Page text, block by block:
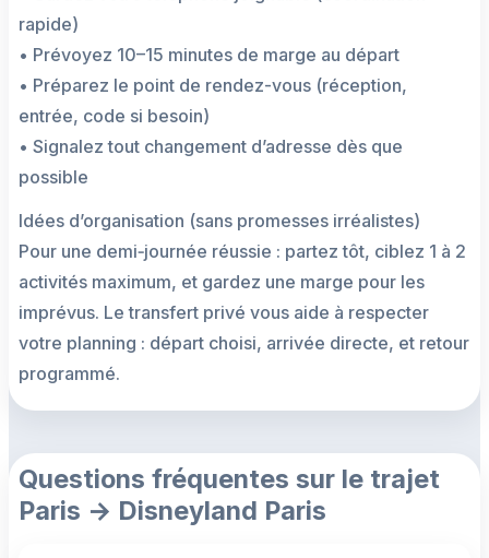
rapide)
• Prévoyez 10–15 minutes de marge au départ
• Préparez le point de rendez-vous (réception,
entrée, code si besoin)
• Signalez tout changement d’adresse dès que
possible
Idées d’organisation (sans promesses irréalistes)
Pour une demi‑journée réussie : partez tôt, ciblez 1 à 2
activités maximum, et gardez une marge pour les
imprévus. Le transfert privé vous aide à respecter
votre planning : départ choisi, arrivée directe, et retour
programmé.
Questions fréquentes sur le trajet
Paris → Disneyland Paris